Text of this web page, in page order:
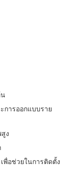
น
การออกแบบราย
ง
พื่อช่วยในการติดตั้ง